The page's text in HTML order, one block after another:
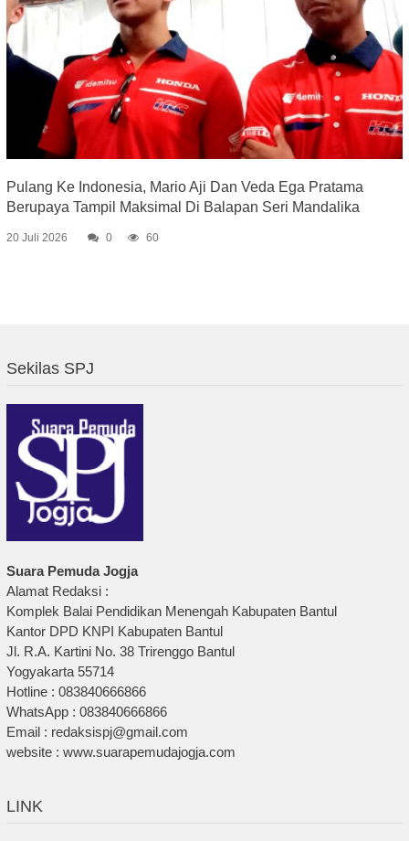
Pulang Ke Indonesia, Mario Aji Dan Veda Ega Pratama
Berupaya Tampil Maksimal Di Balapan Seri Mandalika
20 Juli 2026 0 60
Sekilas SPJ
Suara Pemuda Jogja
Alamat Redaksi :
Komplek Balai Pendidikan Menengah Kabupaten Bantul
Kantor DPD KNPI Kabupaten Bantul
Jl. R.A. Kartini No. 38 Trirenggo Bantul
Yogyakarta 55714
Hotline : 083840666866
WhatsApp : 083840666866
Email : redaksispj@gmail.com
website : www.suarapemudajogja.com
LINK